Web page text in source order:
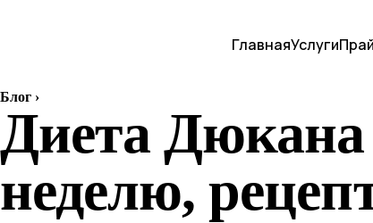
ГлавнаяУслуги
Блог ›
Диета
неделю,